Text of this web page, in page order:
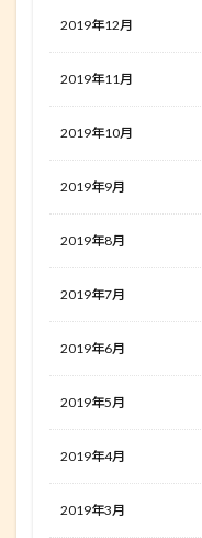
2019年12月
2019年11月
2019年10月
2019年9月
2019年8月
2019年7月
2019年6月
2019年5月
2019年4月
2019年3月